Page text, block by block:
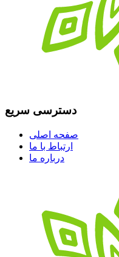
دسترسی سریع
صفحه اصلی
ارتباط با ما
درباره ما